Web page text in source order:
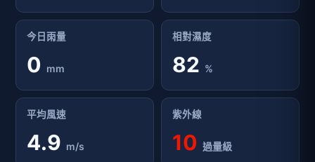
今日雨量
0 mm
相對濕度
82 %
平均風速
4.9 m/s
紫外線
10 過量級